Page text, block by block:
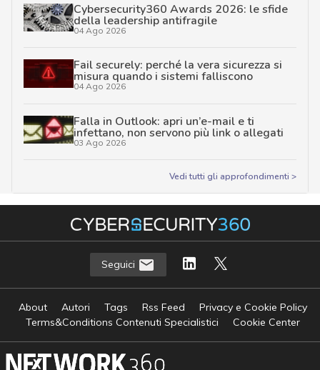
Cybersecurity360 Awards 2026: le sfide
della leadership antifragile
04 Ago 2026
Fail securely: perché la vera sicurezza si
misura quando i sistemi falliscono
04 Ago 2026
Falla in Outlook: apri un’e-mail e ti
infettano, non servono più link o allegati
03 Ago 2026
Vedi tutti gli approfondimenti >
Seguici
About Autori Tags Rss Feed
Privacy e Cookie Policy
Terms&Conditions Contenuti Specialistici
Cookie Center